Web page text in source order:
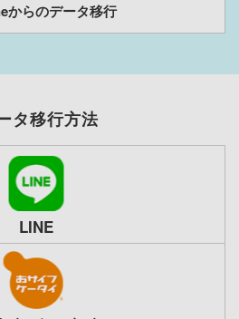
からのデータ移行
タ移行方法
LINE